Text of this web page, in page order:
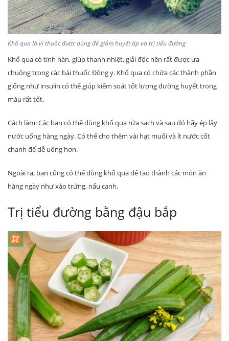
Khổ qua là vị thuốc được dùng để giảm huyết áp và trị tiểu đường
Khổ qua có tính hàn, giúp thanh nhiệt, giải độc nên rất được ưa
chuộng trong các bài thuốc Đông y. Khổ qua có chứa các thành phần
giống như insulin có thể giúp kiểm soát tốt lượng đường huyết trong
máu rất tốt.
Cách làm: Các bạn có thể dùng khổ qua rửa sạch và sau đó hãy ép lấy
nước uống hàng ngày. Có thể cho thêm vài hạt muối và ít nước cốt
chanh để dễ uống hơn.
Ngoài ra, bạn cũng có thể dùng khổ qua để tạo thành các món ăn
hàng ngày như xào trứng, nấu canh.
Trị tiểu đường bằng đậu bắp